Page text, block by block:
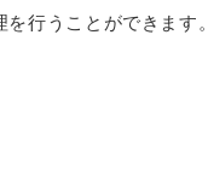
行うことができます。